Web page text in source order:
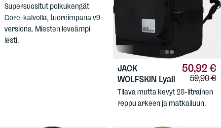
Supersuositut polkukengät
Gore-kalvolla, tuoreimpana v9-
versiona. Miesten leveämpi
lesti.
50,92 €
59,90 €
JACK
WOLFSKIN Lyall
Tilava mutta kevyt 28-litrainen
reppu arkeen ja matkailuun.